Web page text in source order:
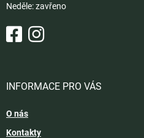
Neděle: zavřeno
INFORMACE PRO VÁS
O nás
Kontakty